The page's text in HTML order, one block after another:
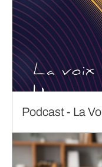
Podcast - La